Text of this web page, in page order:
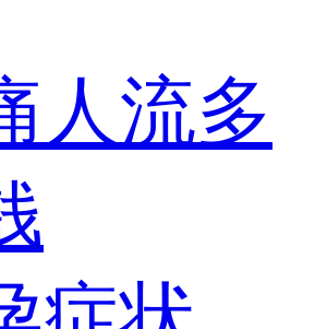
人流多